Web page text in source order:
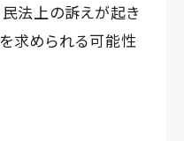
法上の訴えが起き
求められる可能性